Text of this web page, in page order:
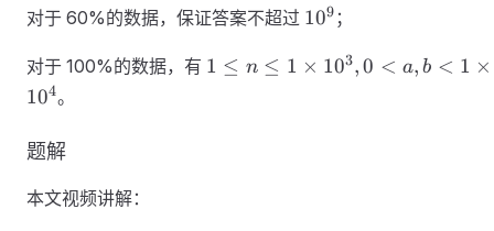
对于 60%的数据，保证答案不超过 10^9
109 ；
对于 100%的数据，有 1 \leq n
1 ≤ n ≤ 1 × 103,0 < a, b < 1 ×
104。
题解
本文视频讲解：